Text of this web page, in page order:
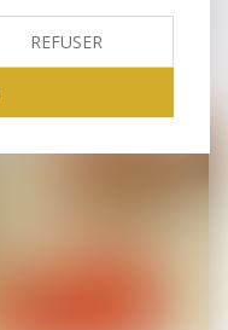
REFUSER